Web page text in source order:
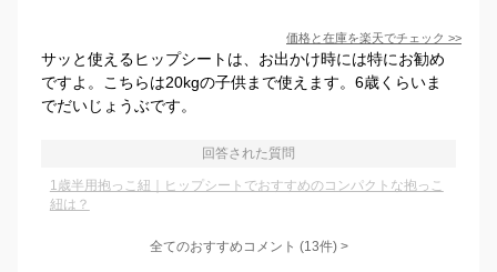
価格と在庫を楽天でチェック >>
サッと使えるヒップシートは、お出かけ時には特にお勧め
ですよ。こちらは20kgの子供まで使えます。6歳くらいま
でだいじょうぶです。
回答された質問
1歳半用抱っこ紐｜ヒップシートでおすすめのコンパクトな抱っこ
紐は？
全てのおすすめコメント (13件) >